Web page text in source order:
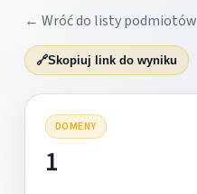
← Wróć do listy podmiotów
🔗Skopiuj link do wyniku
DOMENY
1